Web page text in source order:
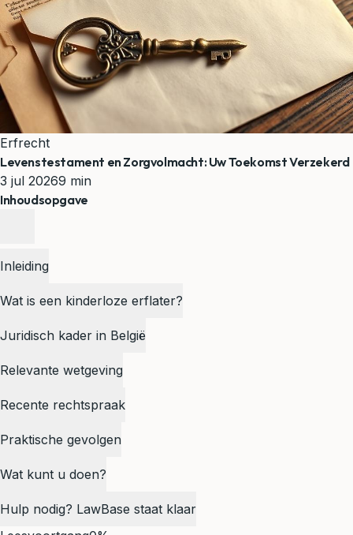
Erfrecht
Levenstestament en Zorgvolmacht: Uw Toekomst Verzekerd
3 jul 20269 min
Inhoudsopgave
Inleiding
Wat is een kinderloze erflater?
Juridisch kader in België
Relevante wetgeving
Recente rechtspraak
Praktische gevolgen
Wat kunt u doen?
Hulp nodig? LawBase staat klaar